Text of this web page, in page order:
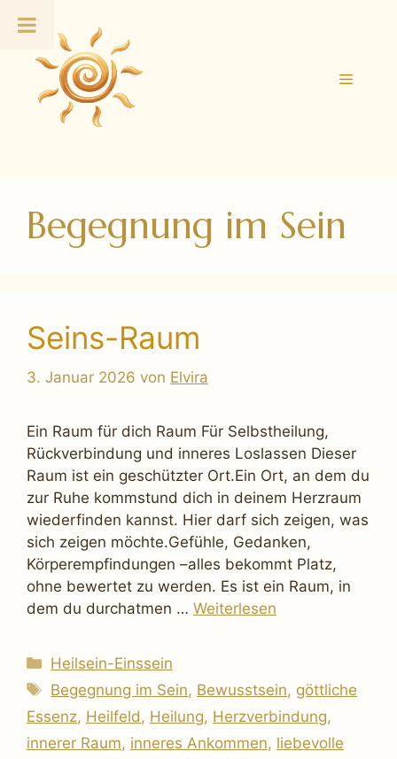
Inhalt
springen
Menü
Begegnung im Sein
Seins-Raum
3. Januar 2026 von Elvira
Ein Raum für dich Raum Für Selbstheilung,
Rückverbindung und inneres Loslassen Dieser
Raum ist ein geschützter Ort.Ein Ort, an dem du
zur Ruhe kommstund dich in deinem Herzraum
wiederfinden kannst. Hier darf sich zeigen, was
sich zeigen möchte.Gefühle, Gedanken,
Körperempfindungen –alles bekommt Platz,
ohne bewertet zu werden. Es ist ein Raum, in
dem du durchatmen … Weiterlesen
Kategorien
Heilsein-Einssein
Schlagwörter
Begegnung im Sein, Bewusstsein, göttliche
Essenz, Heilfeld , Heilung, Herzverbindung,
innerer Raum, inneres Ankommen, liebevolle